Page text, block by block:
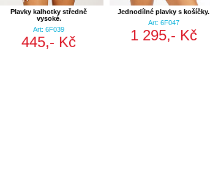
Plavky kalhotky středně
vysoké.
Art: 6F039
445,- Kč
Jednodílné plavky s košíčky.
Art: 6F047
1 295,- Kč